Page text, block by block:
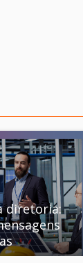
diretoria: